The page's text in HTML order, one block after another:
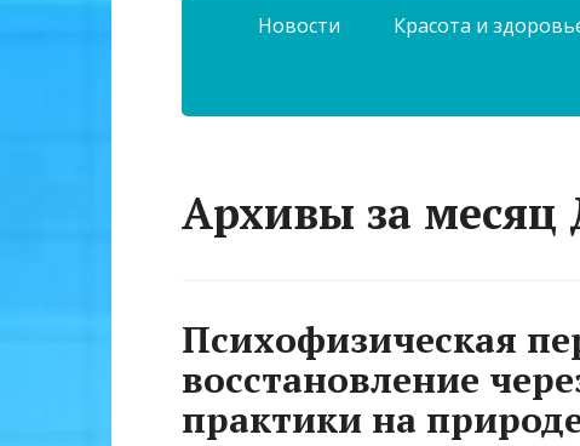
Новости Красота и
Архивы за месяц
Психофизическая
восстановление
практики на